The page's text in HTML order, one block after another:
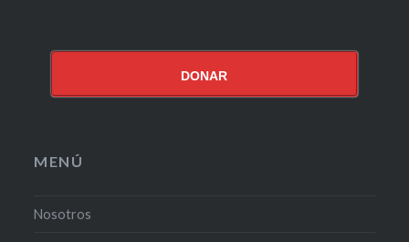
DONAR
MENÚ
Nosotros